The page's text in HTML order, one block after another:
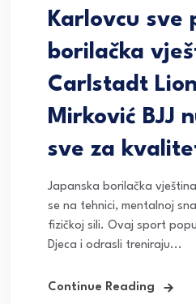
Karlovcu sve
borilačka
Carlstadt
Mirković BJJ
sve za
Japanska borilačka
se na tehnici, mentalnoj
fizičkoj sili. Ovaj sport
Djeca i odrasli treniraju...
Continue Reading